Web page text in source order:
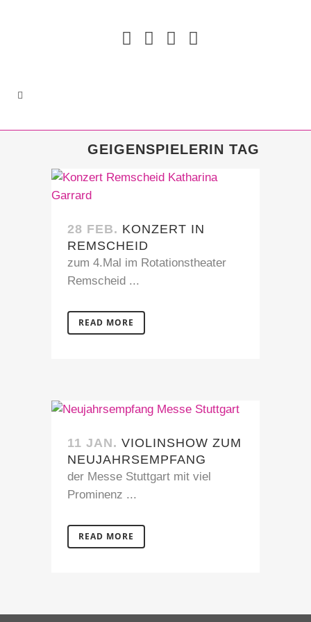
GEIGENSPIELERIN TAG
28 FEB. KONZERT IN
REMSCHEID
zum 4.Mal im Rotationstheater
Remscheid ...
READ MORE
11 JAN. VIOLINSHOW ZUM
NEUJAHRSEMPFANG
der Messe Stuttgart mit viel
Prominenz ...
READ MORE